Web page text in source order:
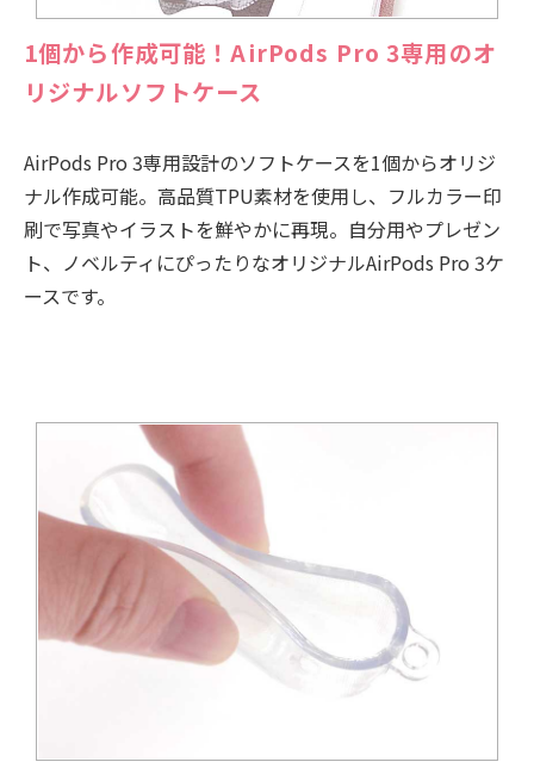
1個から作成可能！AirPods Pro 3専用のオ
リジナルソフトケース
AirPods Pro 3専用設計のソフトケースを1個からオリジ
ナル作成可能。高品質TPU素材を使用し、フルカラー印
刷で写真やイラストを鮮やかに再現。自分用やプレゼン
ト、ノベルティにぴったりなオリジナルAirPods Pro 3ケ
ースです。